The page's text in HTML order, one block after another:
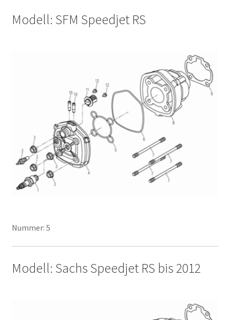
Modell: SFM Speedjet RS
Nummer: 5
Modell: Sachs Speedjet RS bis 2012